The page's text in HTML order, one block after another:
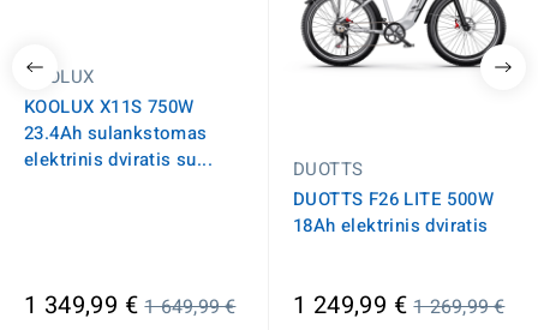
KOOLUX
KOOLUX X11S 750W
23.4Ah sulankstomas
elektrinis dviratis su...
1 349,99 €Įprasta
1 649,99 €
DUOTTS
DUOTTS F26 LITE 500W
18Ah elektrinis dviratis
1 249,99 €Įprasta
1 269,99 €